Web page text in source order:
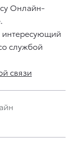
Онлайн-
интересующий
службой
связи